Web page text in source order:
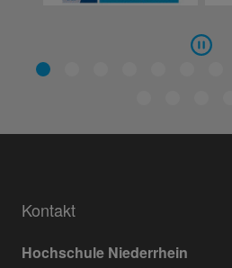
Kontakt
Hochschule Niederrhein